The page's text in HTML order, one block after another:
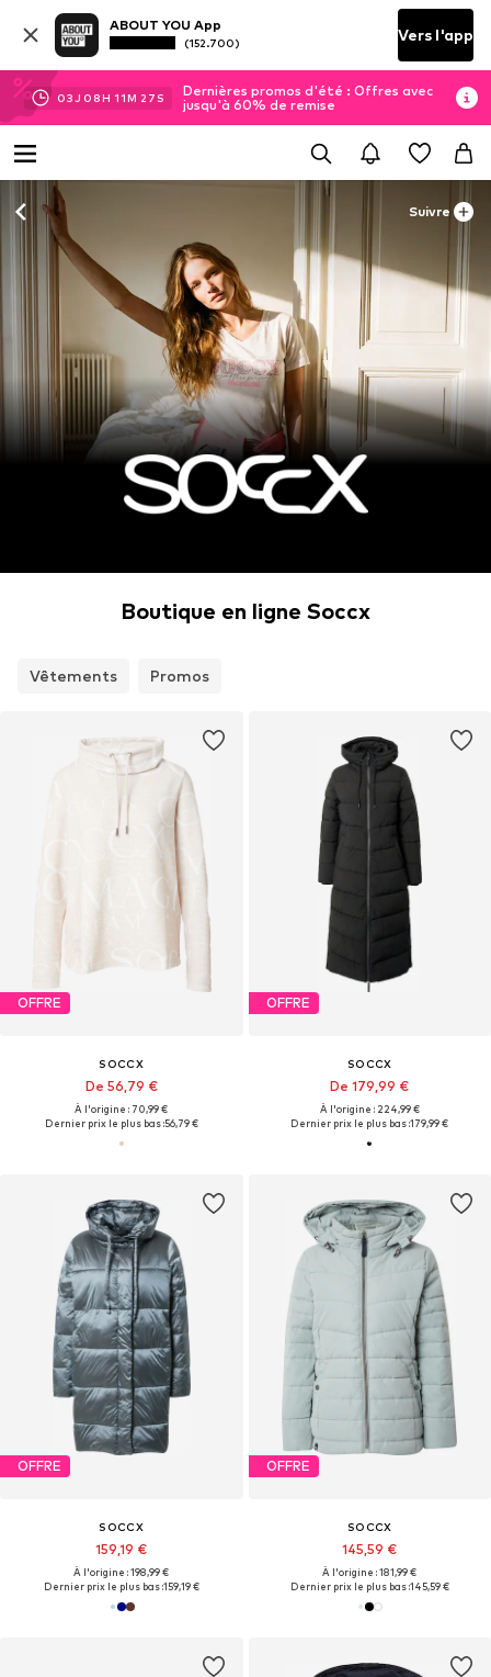
ABOUT YOU App
(152.700) Vers l'app
03J 08H 11M 25 S
Dernières promos d'été : Offres avec
jusqu'à 60% de remise
Suivre
Boutique en ligne Soccx
Vêtements Promos
OFFRE
SOCCX
De 56,79 €
À l'origine : 70,99 €
Dernier prix le plus bas :56,79 €
OFFRE
SOCCX
De 179,99 €
À l'origine : 224,99 €
Dernier prix le plus bas :179,99 €
OFFRE
SOCCX
159,19 €
À l'origine : 198,99 €
Dernier prix le plus bas :159,19 €
OFFRE
SOCCX
145,59 €
À l'origine : 181,99 €
Dernier prix le plus bas :145,59 €